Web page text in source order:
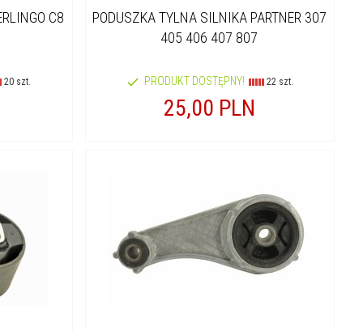
C8
20 szt.
PODUSZKA TYLNA SILNIKA PARTNER 307
405 406 407 807
PRODUKT DOSTĘPNY! 22 szt.
25,00 PLN